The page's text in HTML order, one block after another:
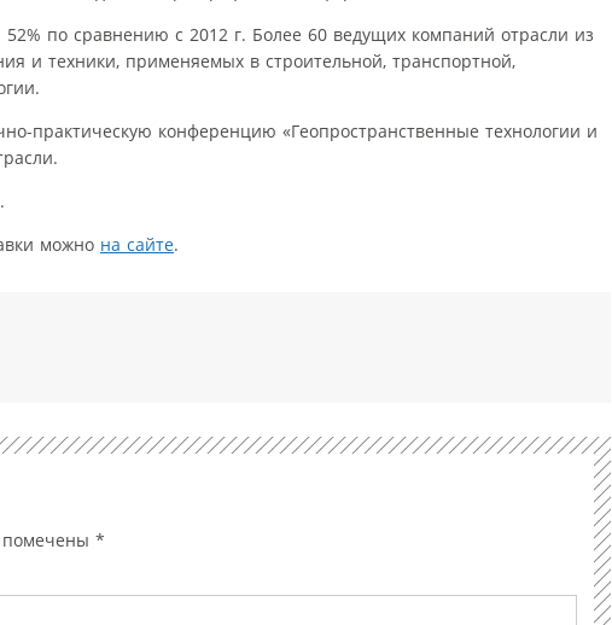
по сравнению с 2012 г. Более 60 ведущих компаний отрасли из
и техники, применяемых в строительной, транспортной,
практическую конференцию «Геопространственные технологии и
можно на сайте.
помечены *